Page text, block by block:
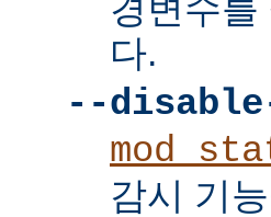
경변수
다.
--
감시 기